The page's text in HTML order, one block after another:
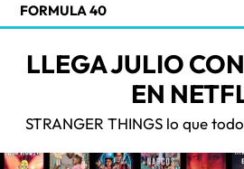
FORMULA 40
LLEGA JULIO
EN
STRANGER THINGS lo que